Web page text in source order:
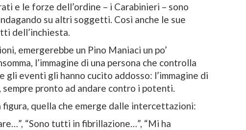
e le forze dell’ordine – i Carabinieri – sono
su altri soggetti. Così anche le sue
dell’inchiesta.
emergerebbe un Pino Maniaci un po’
l’immagine di una persona che controlla
gli eventi gli hanno cucito addosso: l’immagine di
sempre pronto ad andare contro i potenti.
figura, quella che emerge dalle intercettazioni:
“Sono tutti in fibrillazione…”, “Mi ha